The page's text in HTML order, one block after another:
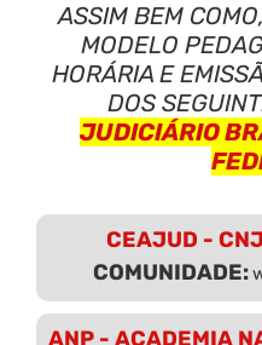
ASSIM BEM
MODELO
HORÁRIA E
DOS
JUDICIÁRIO
CEAJUD - CNJ
COMUNIDADE:
ANP - ACADEMIA